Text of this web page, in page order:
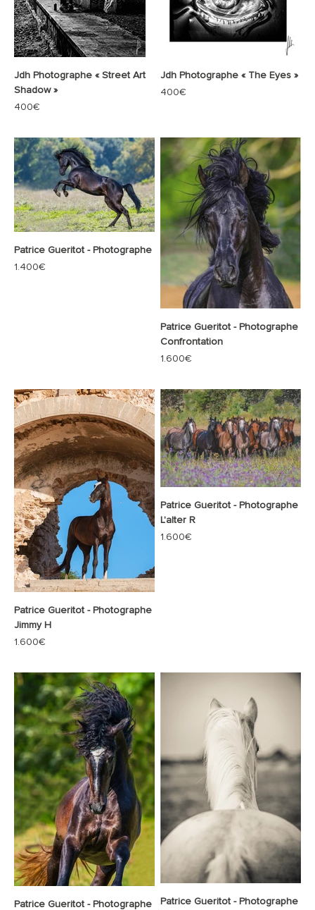
Jdh Photographe « Street Art
Shadow »
Prix de vente
400€
Jdh Photographe « The Eyes »
Prix de vente
400€
Patrice Gueritot - Photographe
Prix de vente
1.400€
Patrice Gueritot - Photographe
Confrontation
Prix de vente
1.600€
Patrice Gueritot - Photographe
Jimmy H
Prix de vente
1.600€
Patrice Gueritot - Photographe
L'alter R
Prix de vente
1.600€
Patrice Gueritot - Photographe
Patrice Gueritot - Photographe